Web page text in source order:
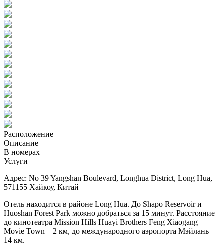
Расположение
Описание
В номерах
Услуги
Адрес: No 39 Yangshan Boulevard, Longhua District, Long Hua,
571155 Хайкоу, Китай
Отель находится в районе Long Hua. До Shapo Reservoir и
Huoshan Forest Park можно добраться за 15 минут. Расстояние
до кинотеатра Mission Hills Huayi Brothers Feng Xiaogang
Movie Town – 2 км, до международного аэропорта Мэйлань –
14 км.